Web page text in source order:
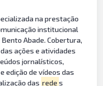
na prestação
institucional
Abade. Cobertura,
ações e atividades
jornalísticos,
edição de vídeos das
das rede s